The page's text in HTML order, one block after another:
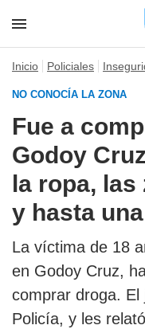
Inicio Policiales
NO CONOCÍA LA ZONA
Fue a
Godoy
la ropa, las
y hasta
La víctima de 18
en Godoy Cruz,
comprar droga.
Policía, y les